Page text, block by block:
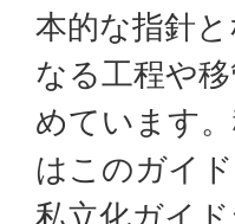
本的な指針
なる工程や
めています
はこのガイ